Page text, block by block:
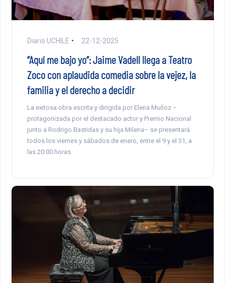
Diario UCHILE 22-12-2025
“Aquí me bajo yo”: Jaime Vadell llega a Teatro
Zoco con aplaudida comedia sobre la vejez, la
familia y el derecho a decidir
La exitosa obra escrita y dirigida por Elena Muñoz –
protagonizada por el destacado actor y Premio Nacional
junto a Rodrigo Bastidas y su hija Milena– se presentará
todos los viernes y sábados de enero, entre el 9 y el 31, a
las 20:00 horas.